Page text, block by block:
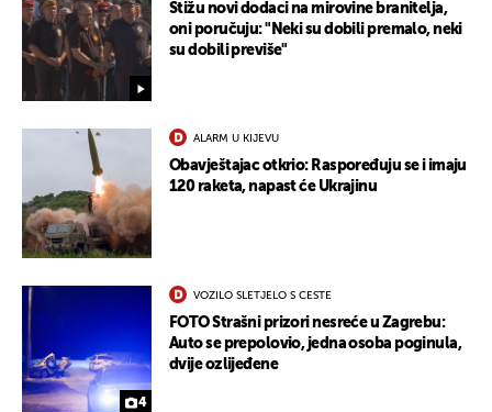
Stižu novi dodaci na mirovine branitelja,
oni poručuju: "Neki su dobili premalo, neki
su dobili previše"
ALARM U KIJEVU
Obavještajac otkrio: Raspoređuju se i imaju
120 raketa, napast će Ukrajinu
4
VOZILO SLETJELO S CESTE
FOTO Strašni prizori nesreće u Zagrebu:
Auto se prepolovio, jedna osoba poginula,
dvije ozlijeđene